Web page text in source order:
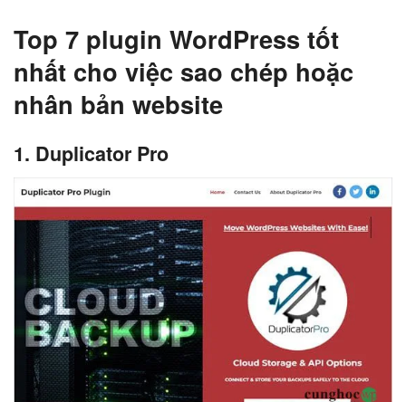
Top 7 plugin WordPress tốt
nhất cho việc sao chép hoặc
nhân bản website
1. Duplicator Pro